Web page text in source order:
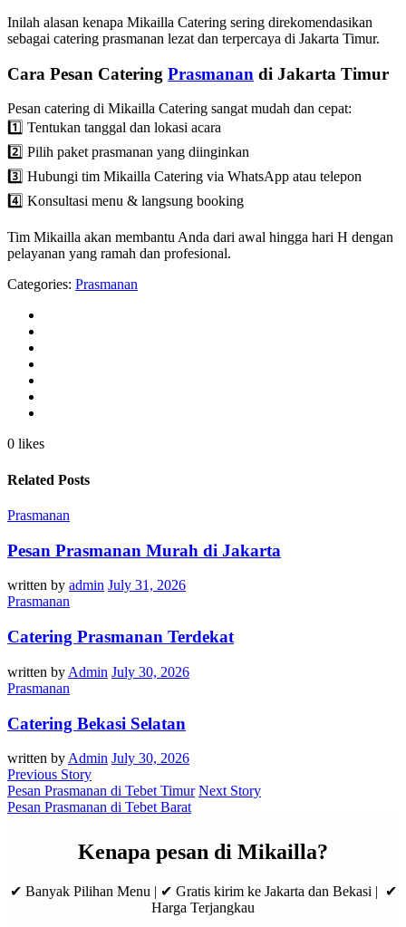
Inilah alasan kenapa Mikailla Catering sering direkomendasikan
sebagai catering prasmanan lezat dan terpercaya di Jakarta Timur.
Cara Pesan Catering Prasmanan di Jakarta Timur
Pesan catering di Mikailla Catering sangat mudah dan cepat:
1️⃣ Tentukan tanggal dan lokasi acara
2️⃣ Pilih paket prasmanan yang diinginkan
3️⃣ Hubungi tim Mikailla Catering via WhatsApp atau telepon
4️⃣ Konsultasi menu & langsung booking
Tim Mikailla akan membantu Anda dari awal hingga hari H dengan
pelayanan yang ramah dan profesional.
Categories: Prasmanan
0 likes
Related Posts
Prasmanan
Pesan Prasmanan Murah di Jakarta
written by admin July 31, 2026
Prasmanan
Catering Prasmanan Terdekat
written by Admin July 30, 2026
Prasmanan
Catering Bekasi Selatan
written by Admin July 30, 2026
Previous Story
Pesan Prasmanan di Tebet Timur Next Story
Pesan Prasmanan di Tebet Barat
Kenapa pesan di Mikailla?
✔ Banyak Pilihan Menu | ✔ Gratis kirim ke Jakarta dan Bekasi | ✔
Harga Terjangkau